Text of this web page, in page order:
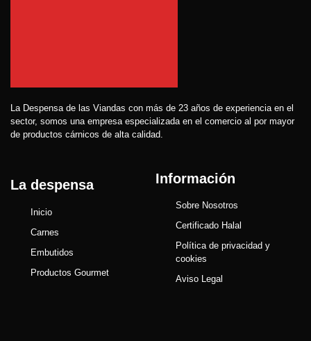
La Despensa de las Viandas con más de 23 años de experiencia en el
sector, somos una empresa especializada en el comercio al por mayor
de productos cárnicos de alta calidad.
La despensa
Inicio
Carnes
Embutidos
Productos Gourmet
Información
Sobre Nosotros
Certificado Halal
Política de privacidad y
cookies
Aviso Legal